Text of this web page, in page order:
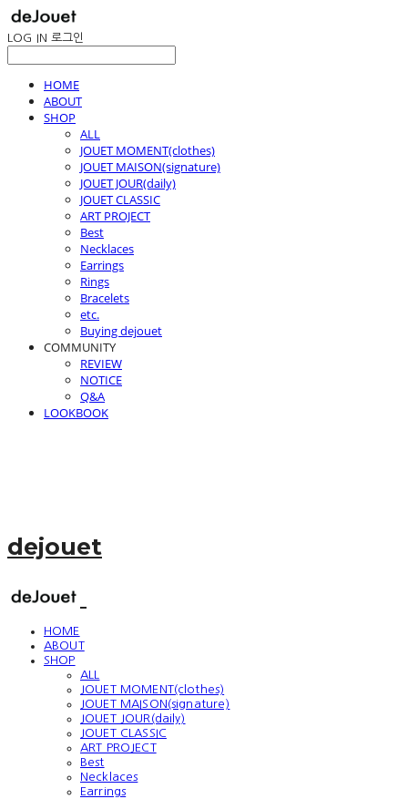
LOG IN 로그인
HOME
ABOUT
SHOP
ALL
JOUET MOMENT(clothes)
JOUET MAISON(signature)
JOUET JOUR(daily)
JOUET CLASSIC
ART PROJECT
Best
Necklaces
Earrings
Rings
Bracelets
etc.
Buying dejouet
COMMUNITY
REVIEW
NOTICE
Q&A
LOOKBOOK
dejouet
HOME
ABOUT
SHOP
ALL
JOUET MOMENT(clothes)
JOUET MAISON(signature)
JOUET JOUR(daily)
JOUET CLASSIC
ART PROJECT
Best
Necklaces
Earrings